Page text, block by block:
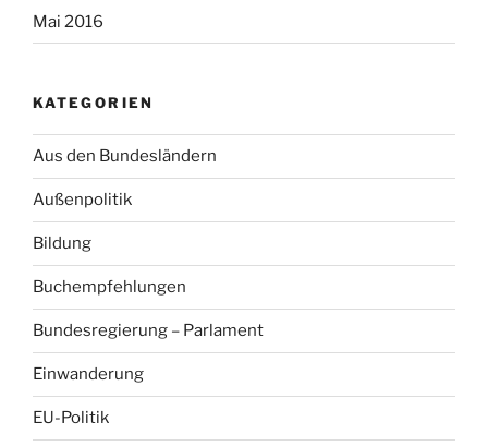
Mai 2016
KATEGORIEN
Aus den Bundesländern
Außenpolitik
Bildung
Buchempfehlungen
Bundesregierung – Parlament
Einwanderung
EU-Politik